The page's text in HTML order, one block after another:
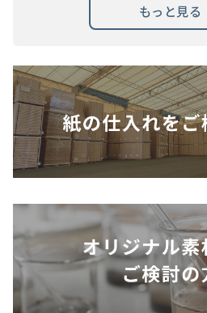
もっと見る